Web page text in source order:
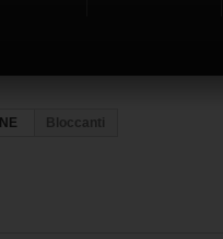
Bloccanti